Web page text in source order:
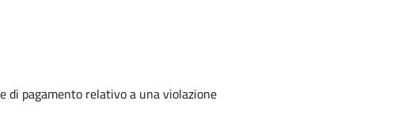
di pagamento relativo a una violazione